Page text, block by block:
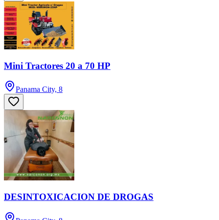
Mini Tractores 20 a 70 HP
Panama City, 8
DESINTOXICACION DE DROGAS